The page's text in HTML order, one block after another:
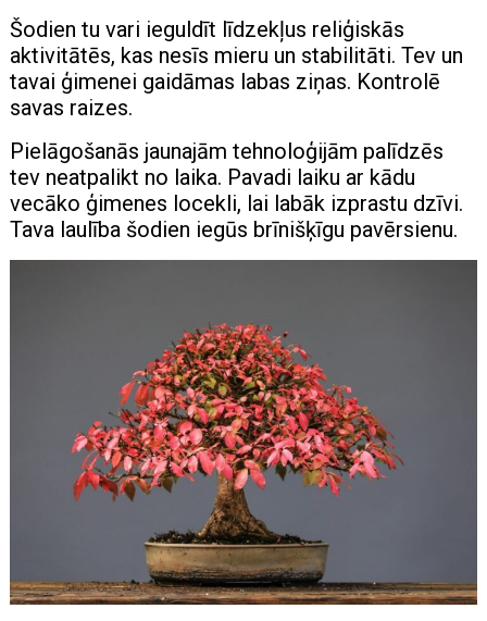
Šodien tu vari ieguldīt līdzekļus reliģiskās
aktivitātēs, kas nesīs mieru un stabilitāti. Tev un
tavai ģimenei gaidāmas labas ziņas. Kontrolē
savas raizes.
Pielāgošanās jaunajām tehnoloģijām palīdzēs
tev neatpalikt no laika. Pavadi laiku ar kādu
vecāko ģimenes locekli, lai labāk izprastu dzīvi.
Tava laulība šodien iegūs brīnišķīgu pavērsienu.